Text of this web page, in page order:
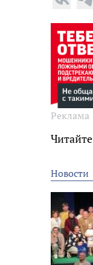
Реклама
Новости